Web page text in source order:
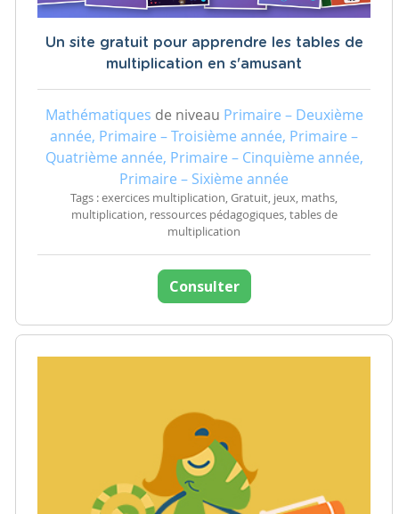
Un site gratuit pour apprendre les tables de
multiplication en s'amusant
Mathématiques de niveau Primaire – Deuxième
année, Primaire – Troisième année, Primaire –
Quatrième année, Primaire – Cinquième année,
Primaire – Sixième année
Tags : exercices multiplication, Gratuit, jeux, maths,
multiplication, ressources pédagogiques, tables de
multiplication
Consulter